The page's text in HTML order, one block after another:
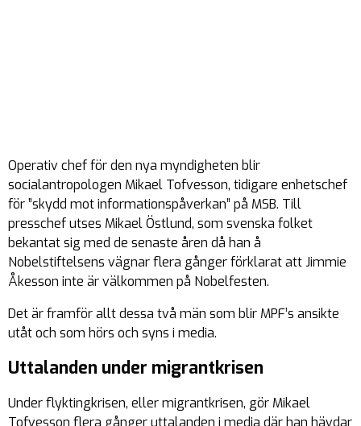
Operativ chef för den nya myndigheten blir
socialantropologen Mikael Tofvesson, tidigare enhetschef
för ”skydd mot informationspåverkan” på MSB. Till
presschef utses Mikael Östlund, som svenska folket
bekantat sig med de senaste åren då han å
Nobelstiftelsens vägnar flera gånger förklarat att Jimmie
Åkesson inte är välkommen på Nobelfesten.
Det är framför allt dessa två män som blir MPF’s ansikte
utåt och som hörs och syns i media.
Uttalanden under migrantkrisen
Under flyktingkrisen, eller migrantkrisen, gör Mikael
Tofvesson flera gånger uttalanden i media där han hävdar